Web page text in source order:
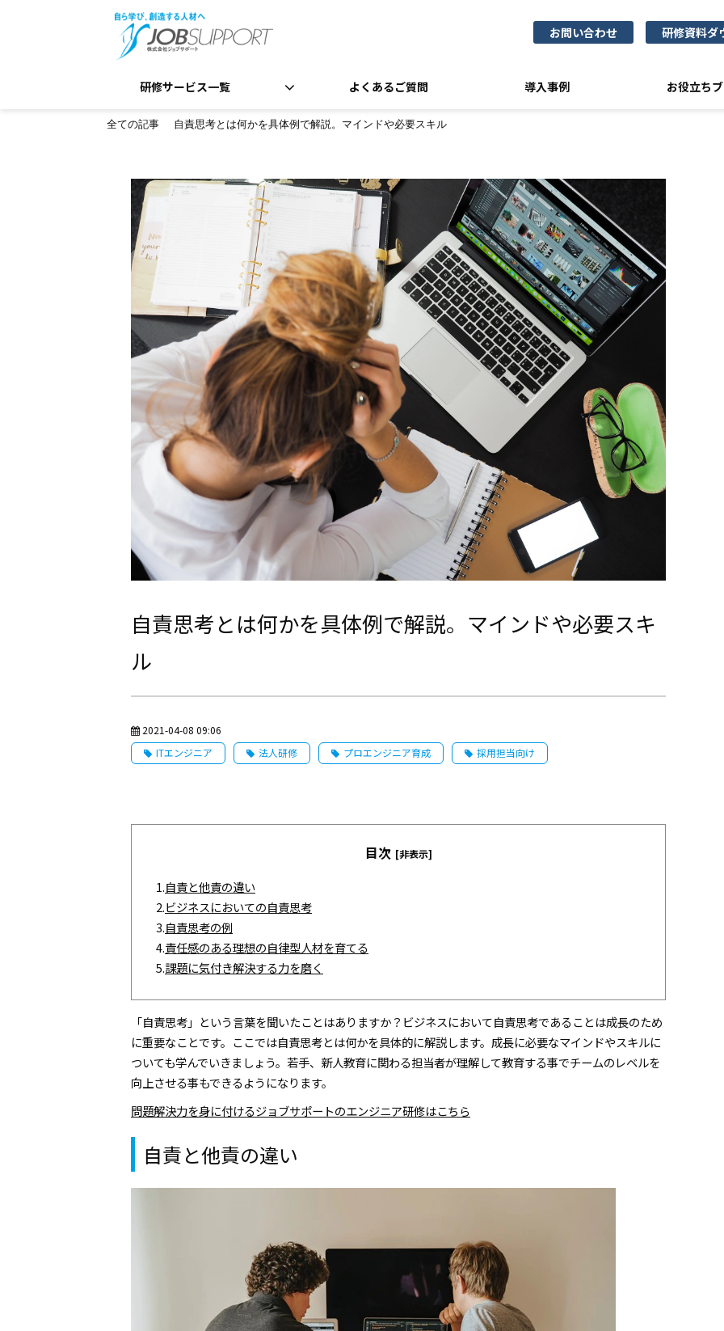
お問い合わせ 研修資料ダ
研修サービス一覧 よくあるご質問 導入事例 お役立ち
全ての記事 自責思考とは何かを具体例で解説。マインドや必要スキル
自責思考とは何かを具体例で解説。マインドや必要スキ
ル
2021-04-08 09:06
ITエンジニア
法人研修 プロエンジニア育成 採用担当向け
目次 [非表示]
1.自責と他責の違い
2.ビジネスにおいての自責思考
3.自責思考の例
4.責任感のある理想の自律型人材を育てる
5.課題に気付き解決する力を磨く
「自責思考」という言葉を聞いたことはありますか？ビジネスにおいて自責思考であることは成長のため
に重要なことです。ここでは自責思考とは何かを具体的に解説します。成長に必要なマインドやスキルに
ついても学んでいきましょう。若手、新人教育に関わる担当者が理解して教育する事でチームのレベルを
向上させる事もできるようになります。
問題解決力を身に付けるジョブサポートのエンジニア研修はこちら
自責と他責の違い